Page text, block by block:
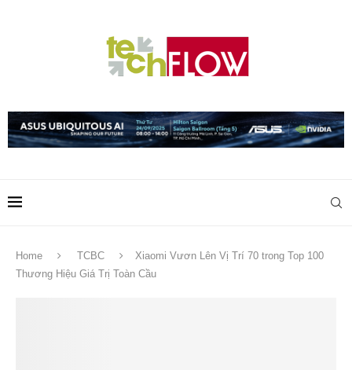
Home TCBC
Xiaomi Vươn Lên Vị Trí 70 trong Top 100
Thương Hiệu Giá Trị Toàn Cầu